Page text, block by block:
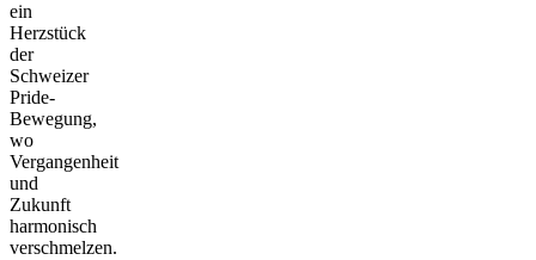
ein
Herzstück
der
Schweizer
Pride-
Bewegung,
wo
Vergangenheit
und
Zukunft
harmonisch
verschmelzen.